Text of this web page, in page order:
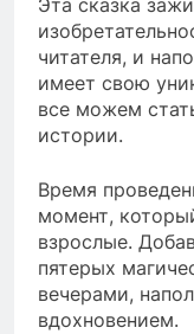
Эта сказка
читателя, и
имеет свою
все можем
истории.
Время
момент,
взрослые.
пятерых
вечерами,
вдохновением.